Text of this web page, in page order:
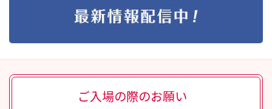
ご入場の際のお願い